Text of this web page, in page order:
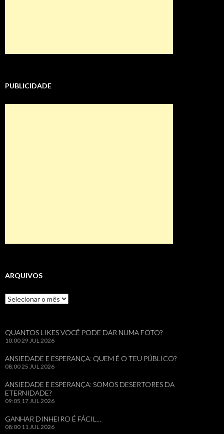
PUBLICIDADE
ARQUIVOS
Arquivos
QUANTOS LIKES VOCÊ PODE DAR NUMA FOTO?
10:00 29 JUL 2026
ANSIEDADE E ESPERANÇA: QUEM É O TEU PÚBLICO?
08:00 25 JUL 2026
ANSIEDADE E ESPERANÇA: SOMOS DESERTORES DA
ETERNIDADE?
09:05 17 JUL 2026
GANHAR DINHEIRO É FÁCIL…
08:00 11 JUL 2026